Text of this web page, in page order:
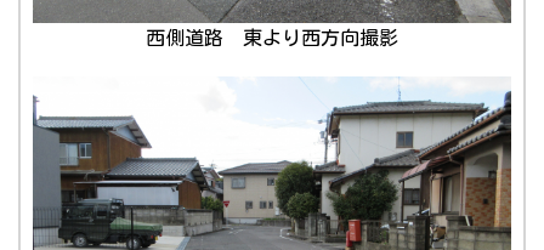
西側道路 東より西方向撮影